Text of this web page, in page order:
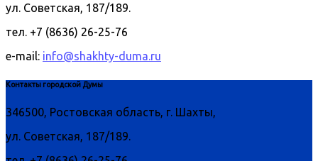
ул. Советская, 187/189.
тел. +7 (8636) 26-25-76
e-mail: info@shakhty-duma.ru
Контакты городской Думы
346500, Ростовская область, г. Шахты,
ул. Советская, 187/189.